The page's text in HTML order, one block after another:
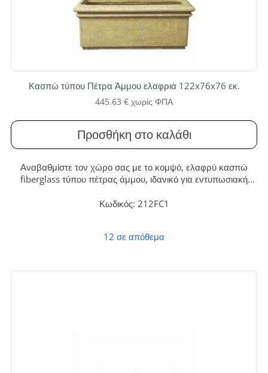
Κασπώ τύπου Πέτρα Άμμου ελαφριά 122x76x76 εκ.
445.63 € χωρίς ΦΠΑ
Προσθήκη στο καλάθι
Αναβαθμίστε τον χώρο σας με το κομψό, ελαφρύ κασπώ
fiberglass τύπου πέτρας άμμου, ιδανικό για εντυπωσιακή
επιβλητικές του διαστάσεις 122x76x76 εκ., προσφέρει
Κωδικός: 212FC1
12 σε απόθεμα